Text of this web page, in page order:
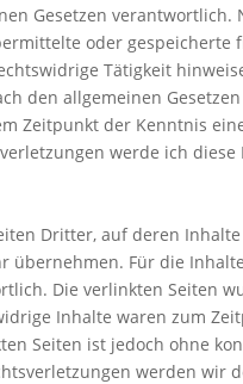
Gesetzen verantwortlich.
oder
Tätigkeit
den allgemeinen
Zeitpunkt der Kenntnis
werde ich
Dritter, auf deren
übernehmen. Für die
Die verlinkten Seiten
Inhalte waren zum
Seiten ist jedoch ohne
werden wir